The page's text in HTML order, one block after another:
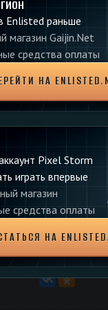
Enlisted раньше
магазин Gaijin.Net
средства оплаты
НА
Pixel Storm
играть впервые
магазин
средства оплаты
НА
из-за которой
на большом
запуска
из-за которой
осколки
камере попаданий.
случаи снижения
при стрельбе
С